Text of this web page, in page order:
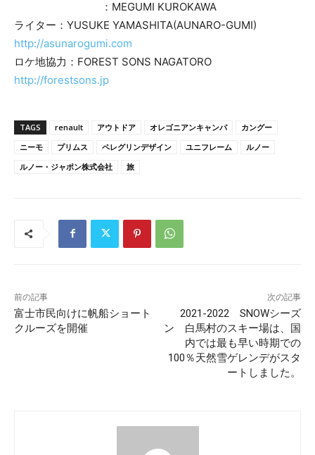
：MEGUMI KUROKAWA
ライター：YUSUKE YAMASHITA(AUNARO-GUMI)
http://asunarogumi.com
ロケ地協力：FOREST SONS NAGATORO
http://forestsons.jp
TAGS renault アウトドア オレゴニアンキャンパ
カングー
ニーモ
プリムス ペレグリンデザイン ユニフレーム
ルノー
ルノー・ジャポン株式会社
旅
前の記事
富士市民向けに帆船ショート
クルーズを開催
次の記事
2021-2022 SNOWシーズ
ン 白馬村のスキー場は、国
内では最も早い時期での
100％天然雪ゲレンデがスタ
ートしました。